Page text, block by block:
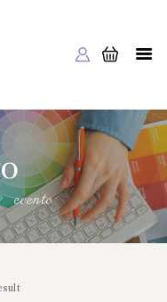
evento